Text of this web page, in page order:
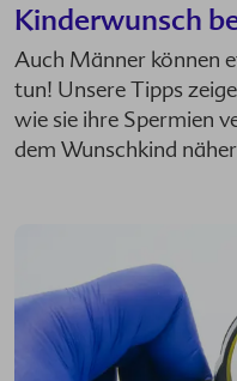
Kinderwunsch
Auch Männer können
tun! Unsere Tipps
wie sie ihre Spermien
dem Wunschkind